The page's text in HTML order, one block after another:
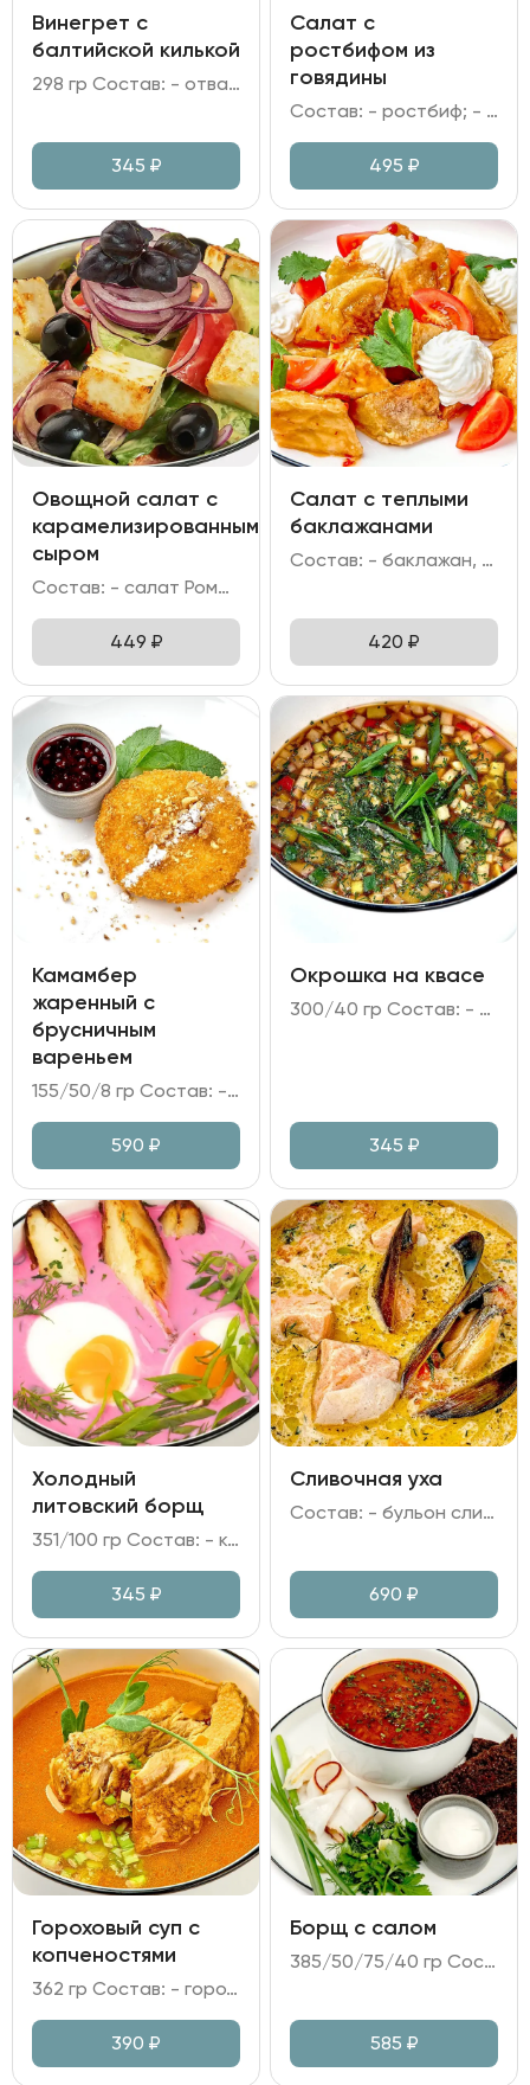
Винегрет с
балтийской килькой
298 гр Состав: - отварные свекла, морковь и картофель; - огурцы маринованные; капуста квашеная; - килька; Бородинская крошка; - горошек зелёный; лук репчатый; лук зелёный; зелень; - масло растительное; уксус яблочный.
345 ₽
Салат с
ростбифом из
говядины
Состав: - ростбиф; - картофель запеченный; томаты вяленые; - томаты Черри; микс салата; лук красный; - заправка имбирная.
495 ₽
Овощной салат с
карамелизированным
сыром
Состав: - салат Романо; - огурец; перец болгарский; помидор; лук красный; - оливки/маслины; - сыр Фета; сахар; - заправка медово-горчичная.
449 ₽
Салат с теплыми
баклажанами
Состав: - баклажан, томаты черри, лук зелёный; - мусс на греческом йогурте; - кинза, кунжут; - соус на основе сладкого чили, унаги, шрирачи и соевого соуса с добавлением кунжутного масла и сока лимона.
420 ₽
Камамбер
жаренный с
брусничным
вареньем
155/50/8 гр Состав: - сыр Камамбер в панировке; - варенье брусничное; - грецкий орех, мята, сахарная пудра.
590 ₽
Окрошка на квасе
300/40 гр Состав: - квас; - ветчина куриная; - редис; огурец; яйцо куриное; хрен; горчица; лук зелёный; зелень.
345 ₽
Холодный
литовский борщ
351/100 гр Состав: - кефир; сметана; огурец; свекла; лук зелёный; укроп; петрушка; хрен; горчица; укропное масло; лимонный сок; яйцо куриное; - картофель отварной.
345 ₽
Сливочная уха
Состав: - бульон сливочный из морского окуня; - форель, мидии; - перец болгарский, лук репчатый, морковь, сельдерей, чеснок, зелень.
690 ₽
Гороховый суп с
копченостями
362 гр Состав: - горох; картофель; морковь; лук репчатый; - бульон куриный; масло сливочное; - ребра копченые; охотничьи колбаски; - зелень.
390 ₽
Борщ с салом
385/50/75/40 гр Состав: - бульон куриный; грудинка говяжья томленая; капуста белокочанная; картофель; морковь; свекла; чеснок; лук репчатый; соус Демигласс; томатная паста; укроп; - сало копченое; сало соленое; - хлеб Бородинский; - сметана.
585 ₽